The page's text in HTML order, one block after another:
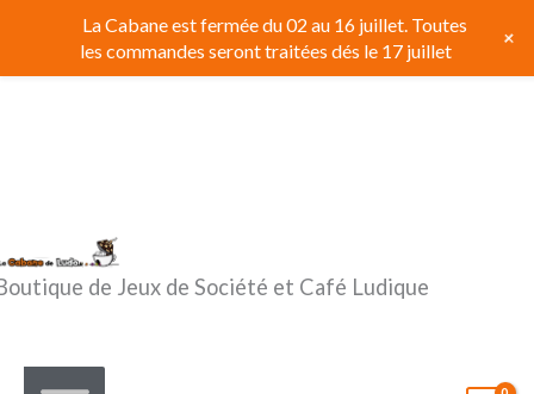
contenu
de Jeux de Société et Café Ludique
La Cabane est fermée du 02 au 16 juillet. Toutes
les commandes seront traitées dés le 17 juillet
+